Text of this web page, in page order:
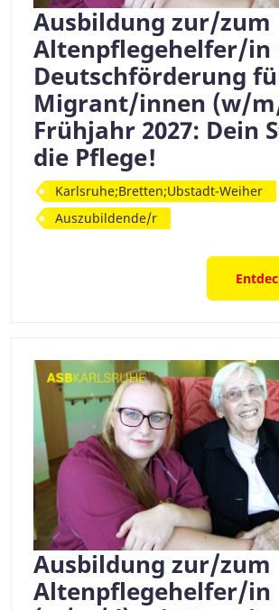
Ausbildung zur/zum
Altenpflegehelfer/
Deutschförderung
Migrant/innen (w/
Frühjahr 2027: Dein
die Pflege!
Karlsruhe;Bretten;Ubstadt-Weiher
Auszubildende/r
Ausbildung zur/zum
Altenpflegehelfer/in